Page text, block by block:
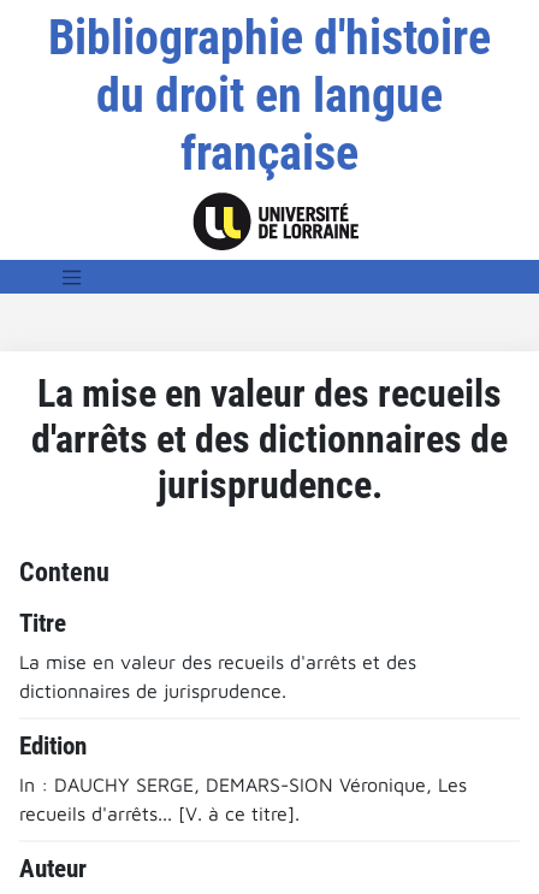
Bibliographie d'histoire
du droit en langue
française
La mise en valeur des recueils
d'arrêts et des dictionnaires de
jurisprudence.
Contenu
Titre
La mise en valeur des recueils d'arrêts et des
dictionnaires de jurisprudence.
Edition
In : DAUCHY SERGE, DEMARS-SION Véronique, Les
recueils d'arrêts... [V. à ce titre].
Auteur